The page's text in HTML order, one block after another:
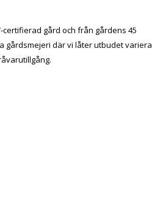
certifierad gård och från gårdens 45
gårdsmejeri där vi låter utbudet variera